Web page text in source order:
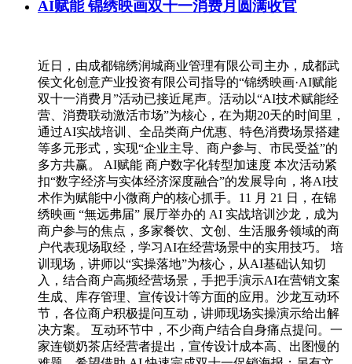
AI赋能 锦绣映画双十一消费月圆满收官